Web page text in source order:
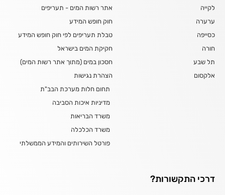
לקייה
ערערה
כסייפה
חורה
תל שבע
אלקסום
אתר רשות המים - תעריפים
חוק חופש המידע
טבלת תעריפים לפי חוק חופש המידע
חקיקת המים בישראל
חסכון במים (מתוך אתר רשות המים)
הצהרת נגישות
תחום חלות מערכת הבב"ת
מדיניות איכות הסביבה
משרד הבריאות
משרד הכלכלה
פורטל השירותים והמידע הממשלתי
דרכי התקשורות?